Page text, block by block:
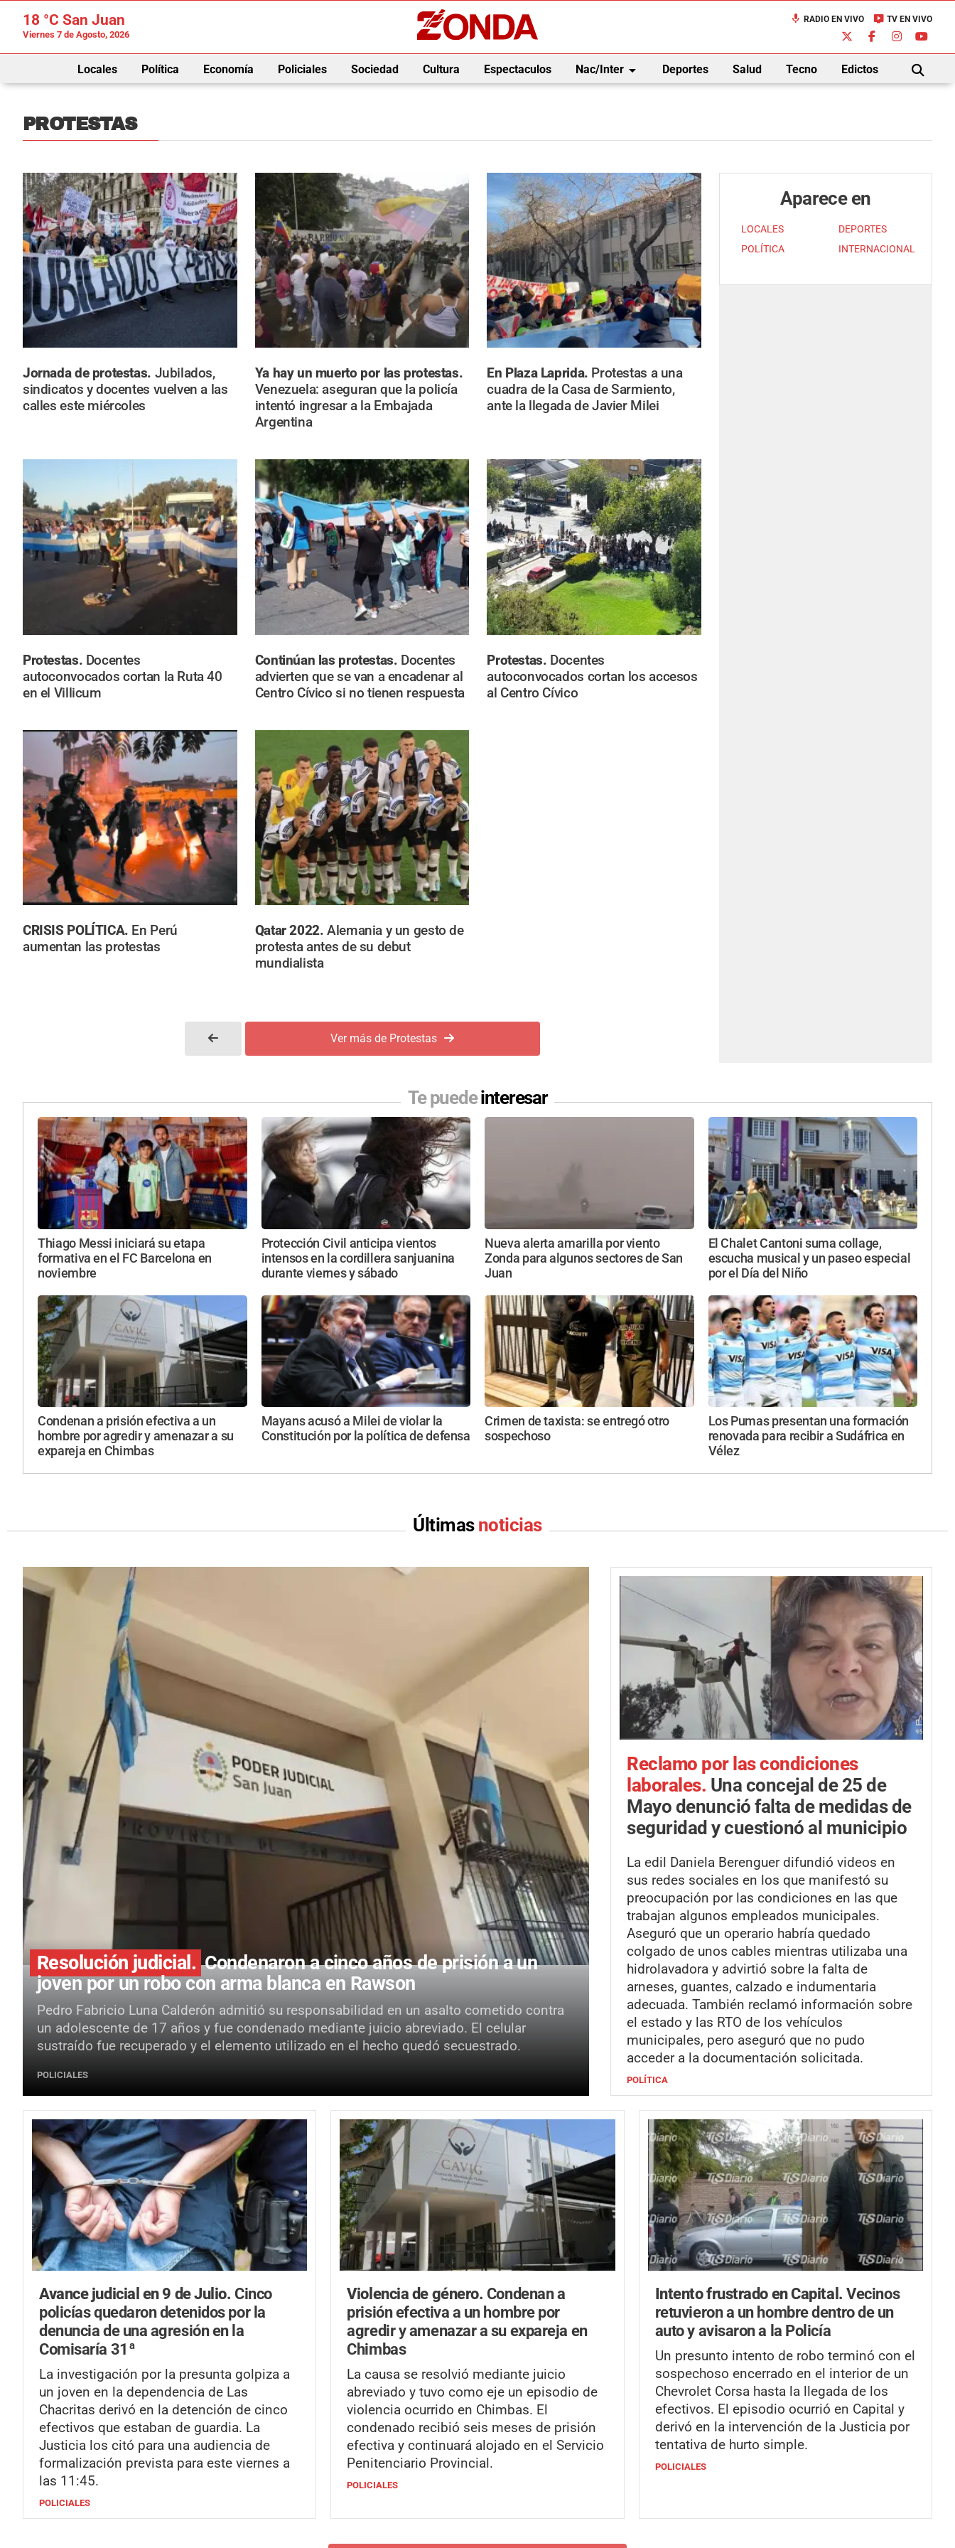
18 °C San Juan
Viernes 7 de Agosto, 2026
mic RADIO EN VIVO live_tv TV EN VIVO
Locales Política Economía Policiales Sociedad Cultura Espectaculos Nac/Interarrow_drop_down Deportes Salud Tecno Edictos
BUSCAR
PROTESTAS
Jornada de protestas. Jubilados,
sindicatos y docentes vuelven a las
calles este miércoles
Ya hay un muerto por las protestas.
Venezuela: aseguran que la policía
intentó ingresar a la Embajada
Argentina
En Plaza Laprida. Protestas a una
cuadra de la Casa de Sarmiento,
ante la llegada de Javier Milei
Protestas. Docentes
autoconvocados cortan la Ruta 40
en el Villicum
Continúan las protestas. Docentes
advierten que se van a encadenar al
Centro Cívico si no tienen respuesta
Protestas. Docentes
autoconvocados cortan los accesos
al Centro Cívico
CRISIS POLÍTICA. En Perú
aumentan las protestas
Qatar 2022.Alemania y un gesto de
protesta antes de su debut
mundialista
Ver más de Protestas
Aparece en
LOCALES
POLÍTICA
DEPORTES
INTERNACIONAL
Te puedeinteresar
Thiago Messi iniciará su etapa
formativa en el FC Barcelona en
noviembre
Protección Civil anticipa vientos
intensos en la cordillera sanjuanina
durante viernes y sábado
Nueva alerta amarilla por viento
Zonda para algunos sectores de San
Juan
El Chalet Cantoni suma collage,
escucha musical y un paseo especial
por el Día del Niño
Condenan a prisión efectiva a un
hombre por agredir y amenazar a su
expareja en Chimbas
Mayans acusó a Milei de violar la
Constitución por la política de defensa
Crimen de taxista: se entregó otro
sospechoso
Los Pumas presentan una formación
renovada para recibir a Sudáfrica en
Vélez
Últimas noticias
Resolución judicial. Condenaron a cinco años de prisión a un
joven por un robo con arma blanca en Rawson
Pedro Fabricio Luna Calderón admitió su responsabilidad en un asalto cometido contra
un adolescente de 17 años y fue condenado mediante juicio abreviado. El celular
sustraído fue recuperado y el elemento utilizado en el hecho quedó secuestrado.
POLICIALES
Reclamo por las condiciones
laborales. Una concejal de 25 de
Mayo denunció falta de medidas de
seguridad y cuestionó al municipio
La edil Daniela Berenguer difundió videos en
sus redes sociales en los que manifestó su
preocupación por las condiciones en las que
trabajan algunos empleados municipales.
Aseguró que un operario habría quedado
colgado de unos cables mientras utilizaba una
hidrolavadora y advirtió sobre la falta de
arneses, guantes, calzado e indumentaria
adecuada. También reclamó información sobre
el estado y las RTO de los vehículos
municipales, pero aseguró que no pudo
acceder a la documentación solicitada.
POLÍTICA
Avance judicial en 9 de Julio. Cinco
policías quedaron detenidos por la
denuncia de una agresión en la
Comisaría 31ª
La investigación por la presunta golpiza a
un joven en la dependencia de Las
Chacritas derivó en la detención de cinco
efectivos que estaban de guardia. La
Justicia los citó para una audiencia de
formalización prevista para este viernes a
las 11:45.
POLICIALES
Violencia de género. Condenan a
prisión efectiva a un hombre por
agredir y amenazar a su expareja en
Chimbas
La causa se resolvió mediante juicio
abreviado y tuvo como eje un episodio de
violencia ocurrido en Chimbas. El
condenado recibió seis meses de prisión
efectiva y continuará alojado en el Servicio
Penitenciario Provincial.
POLICIALES
Intento frustrado en Capital.Vecinos
retuvieron a un hombre dentro de un
auto y avisaron a la Policía
Un presunto intento de robo terminó con el
sospechoso encerrado en el interior de un
Chevrolet Corsa hasta la llegada de los
efectivos. El episodio ocurrió en Capital y
derivó en la intervención de la Justicia por
tentativa de hurto simple.
POLICIALES